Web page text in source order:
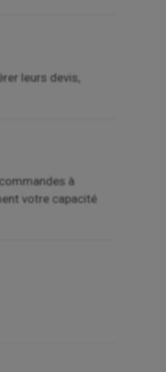
leurs devis,
à
votre capacité